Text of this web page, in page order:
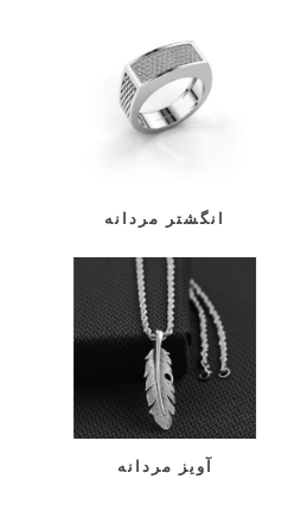
انگشتر مردانه
آویز مردانه